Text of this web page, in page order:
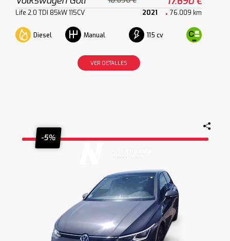
Life 2.0 TDI 85kW 115CV 2021 76.009 km
Diesel Manual 115 cv
VER DETALLES
-5%